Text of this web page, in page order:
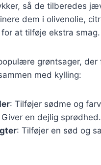
så de tilberedes
dem i olivenolie,
at tilføje ekstra smag.
grøntsager, der
med kylling:
: Tilføjer sødme og
Giver en dejlig sprødhed.
: Tilføjer en sød og